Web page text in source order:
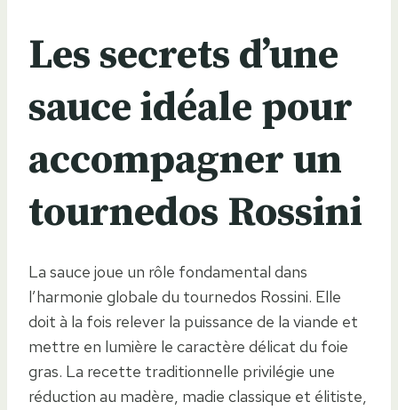
Les secrets d’une
sauce idéale pour
accompagner un
tournedos Rossini
La sauce joue un rôle fondamental dans
l’harmonie globale du tournedos Rossini. Elle
doit à la fois relever la puissance de la viande et
mettre en lumière le caractère délicat du foie
gras. La recette traditionnelle privilégie une
réduction au madère, madie classique et élitiste,